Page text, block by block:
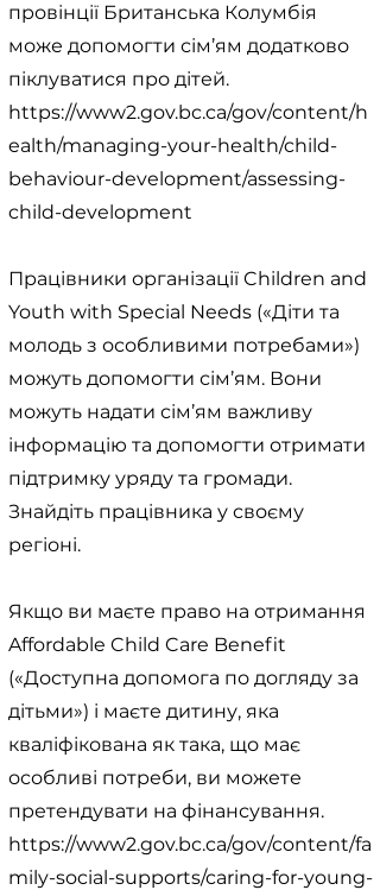
провінції Британська Колумбія
може допомогти сім’ям додатково
піклуватися про дітей.
https://www2.gov.bc.ca/gov/content/h
ealth/managing-your-health/child-
behaviour-development/assessing-
child-development
Працівники організації Children and
Youth with Special Needs («Діти та
молодь з особливими потребами»)
можуть допомогти сім’ям. Вони
можуть надати сім’ям важливу
інформацію та допомогти отримати
підтримку уряду та громади.
Знайдіть працівника у своєму
регіоні.
Якщо ви маєте право на отримання
Affordable Child Care Benefit
(«Доступна допомога по догляду за
дітьми») і маєте дитину, яка
кваліфікована як така, що має
особливі потреби, ви можете
претендувати на фінансування.
https://www2.gov.bc.ca/gov/content/fa
mily-social-supports/caring-for-young-